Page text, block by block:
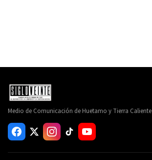
Medio de Comunicación de Huetamo y Tierra Caliente